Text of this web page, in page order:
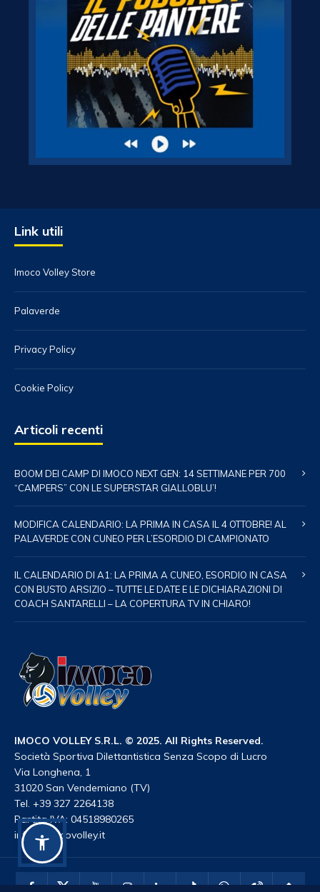
Link utili
Imoco Volley Store
Palaverde
Privacy Policy
Cookie Policy
Articoli recenti
BOOM DEI CAMP DI IMOCO NEXT GEN: 14 SETTIMANE PER 700
“CAMPERS” CON LE SUPERSTAR GIALLOBLU’!
MODIFICA CALENDARIO: LA PRIMA IN CASA IL 4 OTTOBRE! AL
PALAVERDE CON CUNEO PER L’ESORDIO DI CAMPIONATO
IL CALENDARIO DI A1: LA PRIMA A CUNEO, ESORDIO IN CASA
CON BUSTO ARSIZIO – TUTTE LE DATE E LE DICHIARAZIONI DI
COACH SANTARELLI – LA COPERTURA TV IN CHIARO!
IMOCO VOLLEY S.R.L. © 2025. All Rights Reserved.
Società Sportiva Dilettantistica Senza Scopo di Lucro
Via Longhena, 1
31020 San Vendemiano (TV)
Tel. +39 327 2264138
Partita IVA: 04518980265
info@imocovolley.it